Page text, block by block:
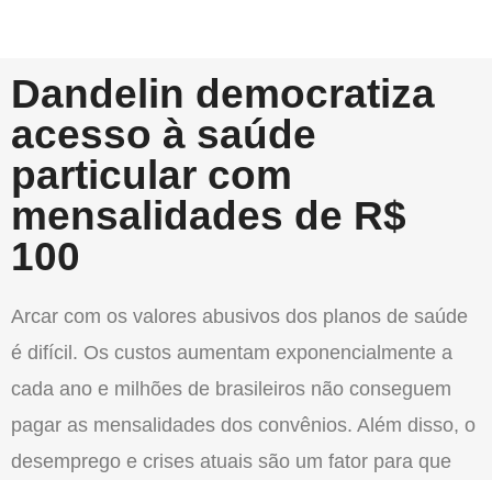
Dandelin democratiza
acesso à saúde
particular com
mensalidades de R$
100
Arcar com os valores abusivos dos planos de saúde
é difícil. Os custos aumentam exponencialmente a
cada ano e milhões de brasileiros não conseguem
pagar as mensalidades dos convênios. Além disso, o
desemprego e crises atuais são um fator para que